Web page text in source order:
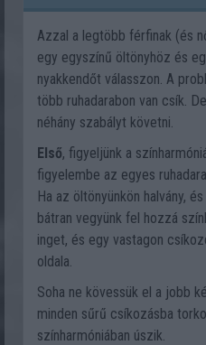
Azzal a legtöbb férfinak (és
egy egyszínű öltönyhöz és
nyakkendőt válasszon. A
több ruhadarabon van csík.
néhány szabályt követni.
Első, figyeljünk a
figyelembe az egyes
Ha az öltönyünkön halvány,
bátran vegyünk fel hozzá
inget, és egy vastagon
oldala.
Soha ne kövessük el a jobb
minden sűrű csíkozásba
színharmóniában úszik.